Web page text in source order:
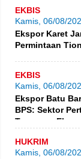
EKBIS
Kamis, 06/08/
Ekspor Karet
Permintaan
EKBIS
Kamis, 06/08/
Ekspor Batu
BPS: Sektor
Turunnya Ekspor
HUKRIM
Kamis, 06/08/